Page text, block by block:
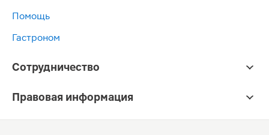
Помощь
Гастроном
Сотрудничество
Правовая информация